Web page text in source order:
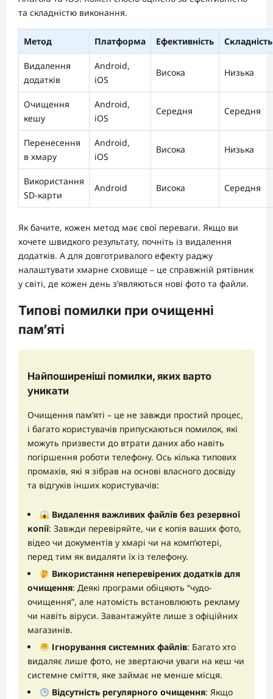
та складністю виконання.
Метод Платформа Ефективність Складність
Видалення
додатків
Android,
iOS
Висока Низька
Очищення
кешу
Android,
iOS
Середня Середня
Перенесення
в хмару
Android,
iOS
Висока Низька
Використання
SD-карти
Android Висока Середня
Як бачите, кожен метод має свої переваги. Якщо ви
хочете швидкого результату, почніть із видалення
додатків. А для довготривалого ефекту раджу
налаштувати хмарне сховище – це справжній рятівник
у світі, де кожен день з’являються нові фото та файли.
Типові помилки при очищенні
пам’яті
Найпоширеніші помилки, яких варто
уникати
Очищення пам’яті – це не завжди простий процес,
і багато користувачів припускаються помилок, які
можуть призвести до втрати даних або навіть
погіршення роботи телефону. Ось кілька типових
промахів, які я зібрав на основі власного досвіду
та відгуків інших користувачів:
Видалення важливих файлів без резервної
копії: Завжди перевіряйте, чи є копія ваших фото,
відео чи документів у хмарі чи на комп’ютері,
перед тим як видаляти їх із телефону.
Використання неперевірених додатків для
очищення: Деякі програми обіцяють “чудо-
очищення”, але натомість встановлюють рекламу
чи навіть віруси. Завантажуйте лише з офіційних
магазинів.
Ігнорування системних файлів: Багато хто
видаляє лише фото, не звертаючи уваги на кеш чи
системне сміття, яке займає не менше місця.
Відсутність регулярного очищення: Якщо